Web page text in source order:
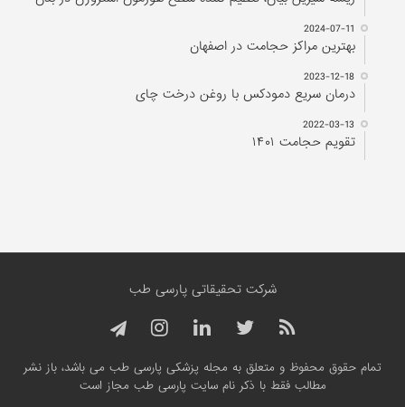
2024-10-21
۵ تا از بهترین دکتر‌های اصلاح مزاج در مشهد را بشناسید!
2024-07-17
ریشه شیرین بیان، تنظیم کننده سطح هورمون استروژن در بدن
2024-07-11
بهترین مراکز حجامت در اصفهان
2023-12-18
شرکت تحقیقاتی پارسی طب